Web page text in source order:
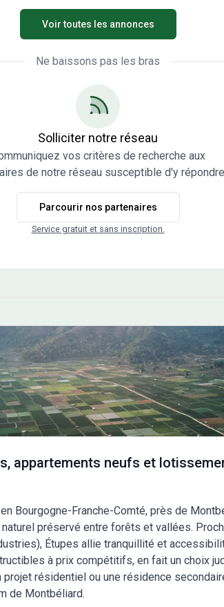
et architectes.
de commission
vendus viabilisés, libres
architectes. Vente directe
commission d'agence.
Voir toutes les annonces
Ne baissons pas les bras
Solliciter notre réseau
vos critères de recherche aux
de notre réseau susceptible d'y
Parcourir nos partenaires
Service gratuit et sans inscription.
appartements neufs et
Bourgogne-Franche-Comté, près de
naturel préservé entre forêts et vallées.
Étupes allie tranquillité et
à prix compétitifs, en fait un choix
résidentiel ou une résidence
de Montbéliard.